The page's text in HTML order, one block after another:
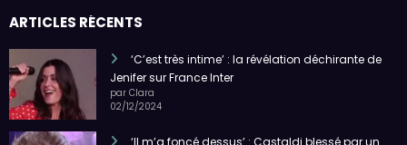
ARTICLES RÉCENTS
‘C’est très intime’ : la révélation déchirante de
Jenifer sur France Inter
par Clara
02/12/2024
‘Il m’a foncé dessus’ : Castaldi blessé par un